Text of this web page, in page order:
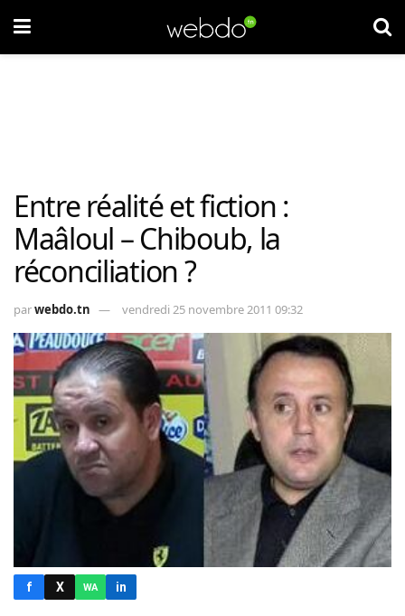
Entre réalité et fiction :
Maâloul – Chiboub, la
réconciliation ?
parwebdo.tn vendredi 25 novembre 2011 09:32
f X WA in